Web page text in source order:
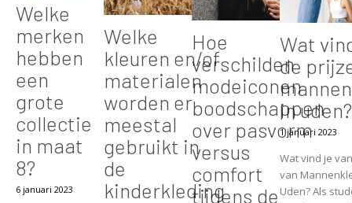
Welke
merken
hebben
een
grote
collectie
in maat
8?
6 januari 2023
Welke
kleuren en/of
materialen
worden er
meestal
gebruikt in
de
kinderkleding
Hoe
verschilden
modeiconen
boodschappen
over pasvorm
versus
comfort
tijdens de
Wat
de
in uden?
1 januari 2023
Wat vind je
van
Uden? Als